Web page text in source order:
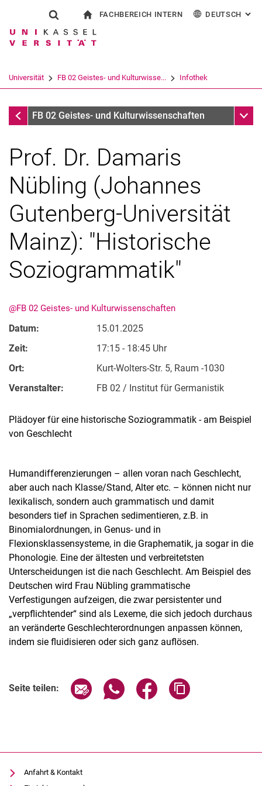
Springe direkt zu: Inhalt
Springe direkt zu: Suche
Springe direkt zu:
Suchformular
Suchbegriff
Suchen (öffnet externen Link in einem
FACHBEREICH INTERN DEUTSCH :
Universität FB 02 Geistes- und Kulturwisse... Infothek
InfothekFB 02 Geistes- und Kulturwissenschaften
Prof. Dr. Damaris
Nübling (Johannes
Gutenberg-Universität
Mainz): "Historische
Soziogrammatik"
@FB 02 Geistes- und Kulturwissenschaften
Datum:
15.01.2025
Zeit:
17:15 - 18:45 Uhr
Ort:
Kurt-Wolters-Str. 5, Raum -1030
Veranstalter:
FB 02 / Institut für Germanistik
Plädoyer für eine historische Soziogrammatik - am Beispiel
von Geschlecht
Humandifferenzierungen – allen voran nach Geschlecht,
aber auch nach Klasse/Stand, Alter etc. – können nicht nur
lexikalisch, sondern auch grammatisch und damit
besonders tief in Sprachen sedimentieren, z.B. in
Binomialordnungen, in Genus- und in
Flexionsklassensysteme, in die Graphematik, ja sogar in die
Phonologie. Eine der ältesten und verbreitetsten
Unterscheidungen ist die nach Geschlecht. Am Beispiel des
Deutschen wird Frau Nübling grammatische
Verfestigungen aufzeigen, die zwar persistenter und
„verpflichtender“ sind als Lexeme, die sich jedoch durchaus
an veränderte Geschlechterordnungen anpassen können,
indem sie fluidisieren oder sich ganz auflösen.
Seite teilen: Seite über E-Mail teilen
Seite über WhatsApp teilen
Seite über Facebook
Anfahrt & Kontakt